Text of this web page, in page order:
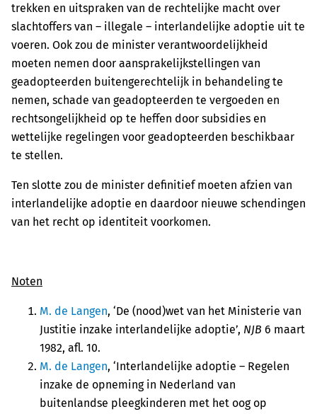
trekken en uitspraken van de rechtelijke macht over
slachtoffers van – illegale – interlandelijke adoptie uit te
voeren. Ook zou de minister verantwoordelijkheid
moeten nemen door aansprakelijkstellingen van
geadopteerden buitengerechtelijk in behandeling te
nemen, schade van geadopteerden te vergoeden en
rechtsongelijkheid op te heffen door subsidies en
wettelijke regelingen voor geadopteerden beschikbaar
te stellen.
Ten slotte zou de minister definitief moeten afzien van
interlandelijke adoptie en daardoor nieuwe schendingen
van het recht op identiteit voorkomen.
Noten
M. de Langen, ‘De (nood)wet van het Ministerie van
Justitie inzake interlandelijke adoptie’, NJB 6 maart
1982, afl. 10.
M. de Langen, ‘Interlandelijke adoptie – Regelen
inzake de opneming in Nederland van
buitenlandse pleegkinderen met het oog op